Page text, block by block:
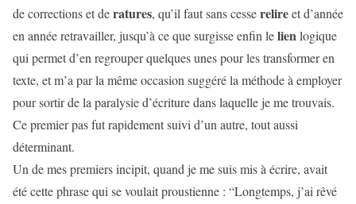
de corrections et deratures, qu’il faut sans cesserelireet d’année
en année retravailler, jusqu’à ce que surgisse enfin lelienlogique
qui permet d’en regrouper quelques unes pour les transformer en
texte, et m’a par la même occasion suggéré la méthode à employer
pour sortir de la paralysie d’écriture dans laquelle je me trouvais.
Ce premier pas fut rapidement suivi d’un autre, tout aussi
déterminant.
Un de mes premiers incipit, quand je me suis mis à écrire, avait
été cette phrase qui se voulait proustienne : “Longtemps, j’ai rêvé